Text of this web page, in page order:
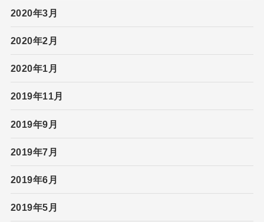
2020年3月
2020年2月
2020年1月
2019年11月
2019年9月
2019年7月
2019年6月
2019年5月